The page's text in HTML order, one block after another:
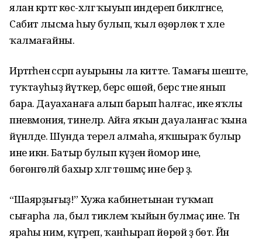
ялан кәртәгә көс-хәлгә ҡыуып индереп бикләгәнсе,
Сабит лысма һыу булып, ҡыл өҙөрлөк тә хәле
ҡалмағайны.
Иртәгәһенә сәсрәп ауырыны ла китте. Тамағы шеште,
туҡтауһыҙ йүткерә, берсә өшөй, берсә тәне янып
бара. Дауаханаға алып барып һалғас, ике яҡлы
пневмония, тинеләр. Айға яҡын дауаланғас ҡына
йүнәлде. Шунда терелә алмаһа, яҡшыраҡ булыр
ине икән. Батыр булып күҙен йомор ине,
бөгөнгөләй бахыр хәлгә төшмәҫ ине бер ҙә.
“Шаярҙығыҙ!” Хужа кабинетынан туҡмап
сығарһа ла, был тиклем ҡыйын булмаҫ ине. Тән
яраһы нимә, күгәреп, ҡанһырап йөрөй ҙә бөтә. Йән